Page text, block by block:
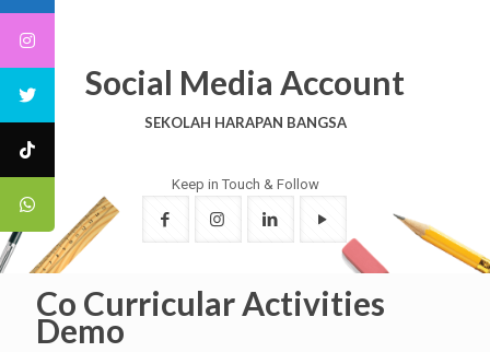
Social Media Account
SEKOLAH HARAPAN BANGSA
Keep in Touch & Follow
Co Curricular Activities
Demo